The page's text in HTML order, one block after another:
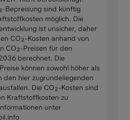
Bepreisung sind künftig
möglich. Die
ist unsicher, daher
CO₂-Kosten anhand von
CO₂-Preisen für den
berechnet. Die
können sowohl höher als
den hier zugrundeliegenden
Die CO₂-Kosten sind
Kraftstoffkosten zu
unter